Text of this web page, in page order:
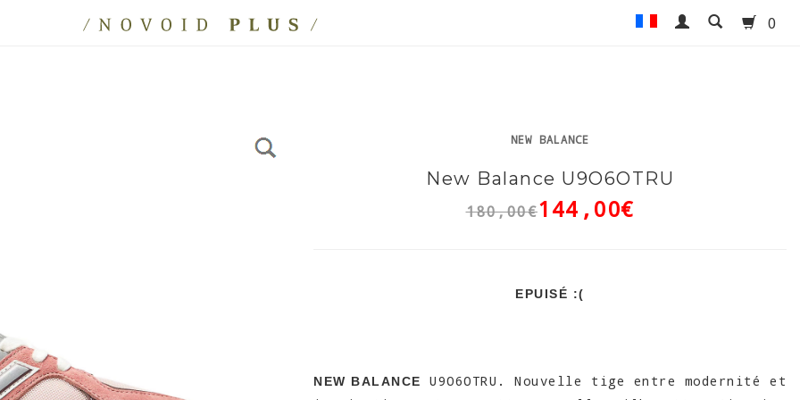
0
NEW BALANCE
New Balance U9O6OTRU
180,00€144,00€
EPUISÉ :(
NEW BALANCE
U9O6OTRU. Nouvelle tige entre modernité et